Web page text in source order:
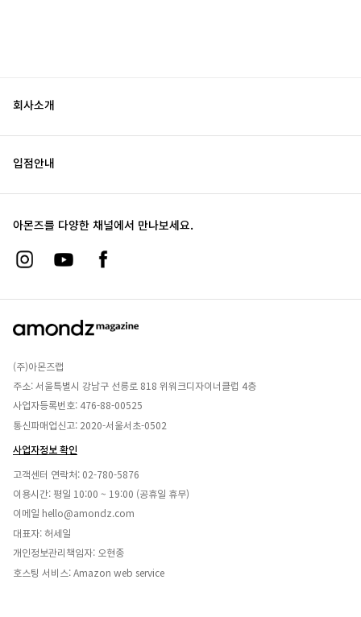
회사소개
입점안내
아몬즈를 다양한 채널에서 만나보세요.
(주)아몬즈랩
주소: 서울특별시 강남구 선릉로 818 위워크디자이너클럽 4층
사업자등록번호: 476-88-00525
통신파매업신고: 2020-서울서초-0502
사업자정보 확인
고객센터 연락처: 02-780-5876
이용시간: 평일 10:00 ~ 19:00 (공휴일 휴무)
이메일 hello@amondz.com
대표자: 허세일
개인정보관리책임자: 오현종
호스팅 서비스: Amazon web service